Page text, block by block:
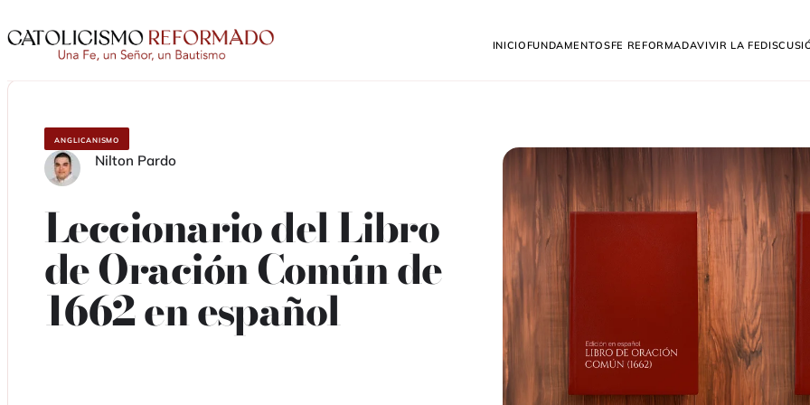
al
contenido
al
contenido
InicioFundamentosFe ReformadaVivir la fe
Catolicismo
Reformado
ANGLICANISMO
Nilton Pardo
Leccionario del Libro
de Oración Común de
1662 en español